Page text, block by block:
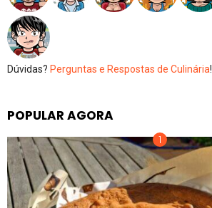
Dúvidas? Perguntas e Respostas de Culinária!
POPULAR AGORA